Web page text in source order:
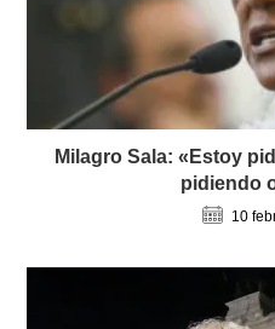
Milagro Sala: «Estoy
pidiendo
10